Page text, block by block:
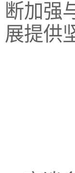
断加强
展提供